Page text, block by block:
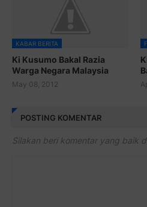
KABAR BERITA
Ki Kusumo Bakal Razia
Warga Negara Malaysia
May 08, 2012
POSTING KOMENTAR
Silakan beri komentar yang baik